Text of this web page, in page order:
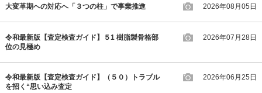
大変革期への対応へ「３つの柱」で事業推進 2026年08月05日
令和最新版【査定検査ガイド】５1 樹脂製骨格部
位の見極め
2026年07月28日
令和最新版【査定検査ガイド】（５０）トラブル
を招く“思い込み査定
2026年06月25日